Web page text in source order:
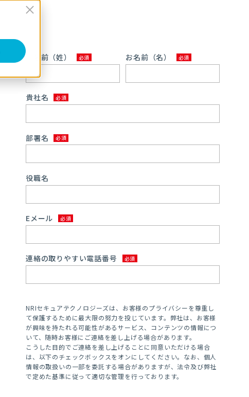
お名前（姓） お名前（名）
貴社名
部署名
役職名
Eメール
連絡の取りやすい電話番号
NRIセキュアテクノロジーズは、お客様のプライバシーを尊重し
て保護するために最大限の努力を投じています。弊社は、お客様
が興味を持たれる可能性があるサービス、コンテンツの情報につ
いて、随時お客様にご連絡を差し上げる場合があります。
こうした目的でご連絡を差し上げることに同意いただける場合
は、以下のチェックボックスをオンにしてください。なお、個人
情報の取扱いの一部を委託する場合がありますが、法令及び弊社
で定めた基準に従って適切な管理を行っております。